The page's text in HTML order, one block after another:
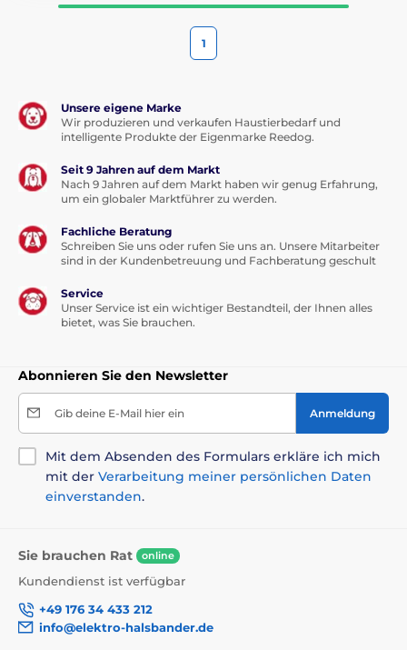
1
Unsere eigene Marke
Wir produzieren und verkaufen Haustierbedarf und
intelligente Produkte der Eigenmarke Reedog.
Seit 9 Jahren auf dem Markt
Nach 9 Jahren auf dem Markt haben wir genug Erfahrung,
um ein globaler Marktführer zu werden.
Fachliche Beratung
Schreiben Sie uns oder rufen Sie uns an. Unsere Mitarbeiter
sind in der Kundenbetreuung und Fachberatung geschult
Service
Unser Service ist ein wichtiger Bestandteil, der Ihnen alles
bietet, was Sie brauchen.
Abonnieren Sie den Newsletter
Gib deine E-Mail hier ein Anmeldung
Mit dem Absenden des Formulars erkläre ich mich
mit der Verarbeitung meiner persönlichen Daten
einverstanden.
Sie brauchen Rat online
Kundendienst ist verfügbar
+49 176 34 433 212
info@elektro-halsbander.de